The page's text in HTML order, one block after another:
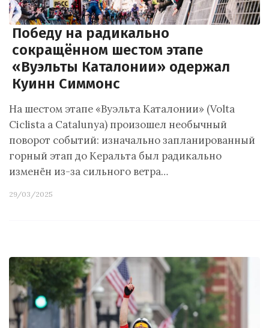
Победу на радикально
сокращённом шестом этапе
«Вуэльты Каталонии» одержал
Куинн Симмонс
На шестом этапе «Вуэльта Каталонии» (Volta
Ciclista a Catalunya) произошел необычный
поворот событий: изначально запланированный
горный этап до Керальта был радикально
изменён из-за сильного ветра…
29/03/2025